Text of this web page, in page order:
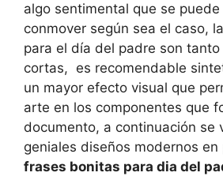
algo sentimental que se
conmover según sea el caso,
para el día del padre son
cortas, es recomendable
un mayor efecto visual que
arte en los componentes que
documento, a continuación se
geniales diseños modernos en
frases bonitas para dia del